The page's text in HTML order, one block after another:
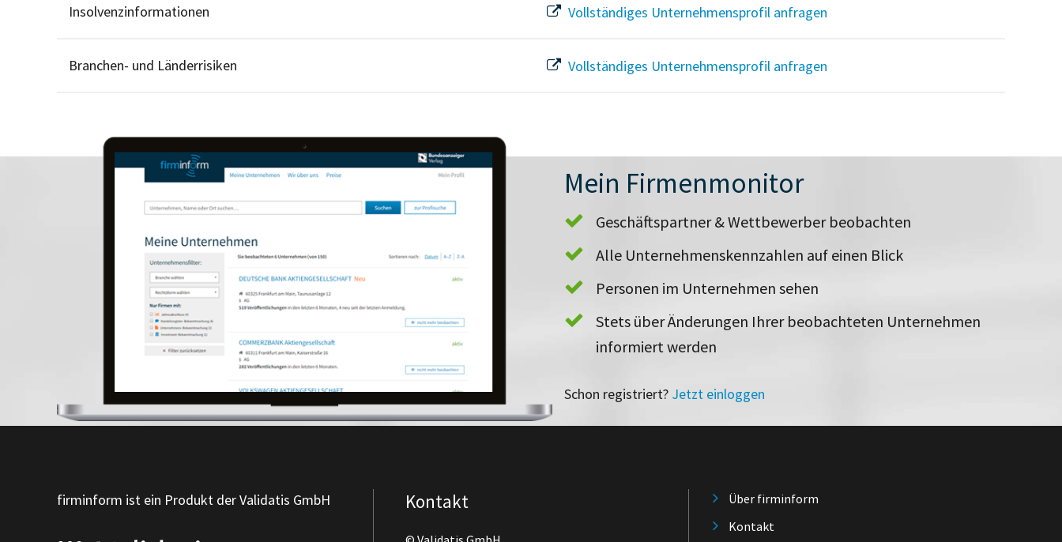
Insolvenzinformationen Vollständiges Unternehmensprofil anfragen
Branchen- und Länderrisiken Vollständiges Unternehmensprofil anfragen
Mein Firmenmonitor
Geschäftspartner & Wettbewerber beobachten
Alle Unternehmenskennzahlen auf einen Blick
Personen im Unternehmen sehen
Stets über Änderungen Ihrer beobachteten Unternehmen
informiert werden
Schon registriert? Jetzt einloggen
firminform ist ein Produkt der Validatis GmbH Kontakt
Über firminform
Kontakt